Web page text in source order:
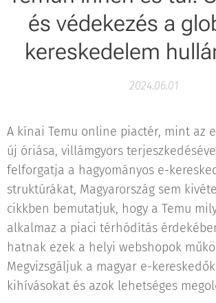
és védekezés a
kereskedelem
2024.06.01
A kínai Temu online piactér, mint az
új óriása, villámgyors
felforgatja a hagyományos e-
struktúrákat, Magyarország sem
cikkben bemutatjuk, hogy a Temu
alkalmaz a piaci térhódítás
hatnak ezek a helyi webshopok
Megvizsgáljuk a magyar e-
kihívásokat és azok lehetséges